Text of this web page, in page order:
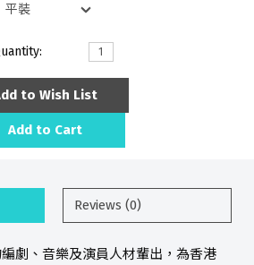
to Wish List
Add to Cart
Reviews (0)
劇、音樂及演員人材輩出，為香港